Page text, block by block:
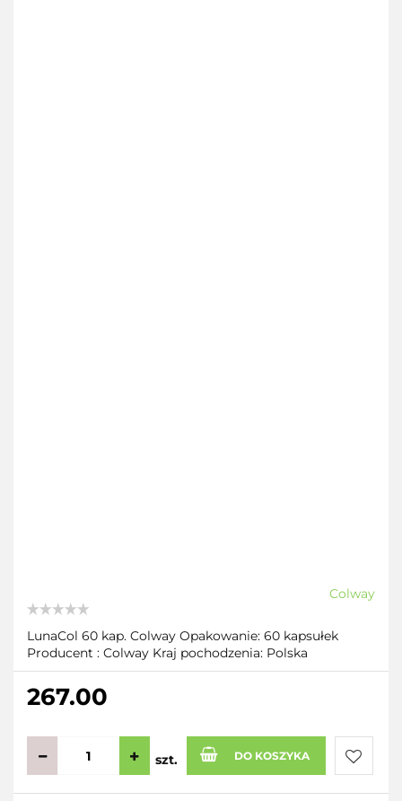
Colway
LunaCol 60 kap. Colway Opakowanie: 60 kapsułek
Producent : Colway Kraj pochodzenia: Polska
267.00
szt. DO KOSZYKA
Do